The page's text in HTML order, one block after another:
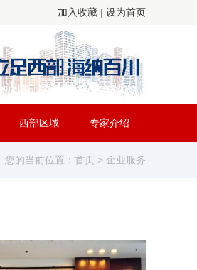
加入收藏 | 设为首页
西部区域 专家介绍
您的当前位置： 首页 > 企业服务